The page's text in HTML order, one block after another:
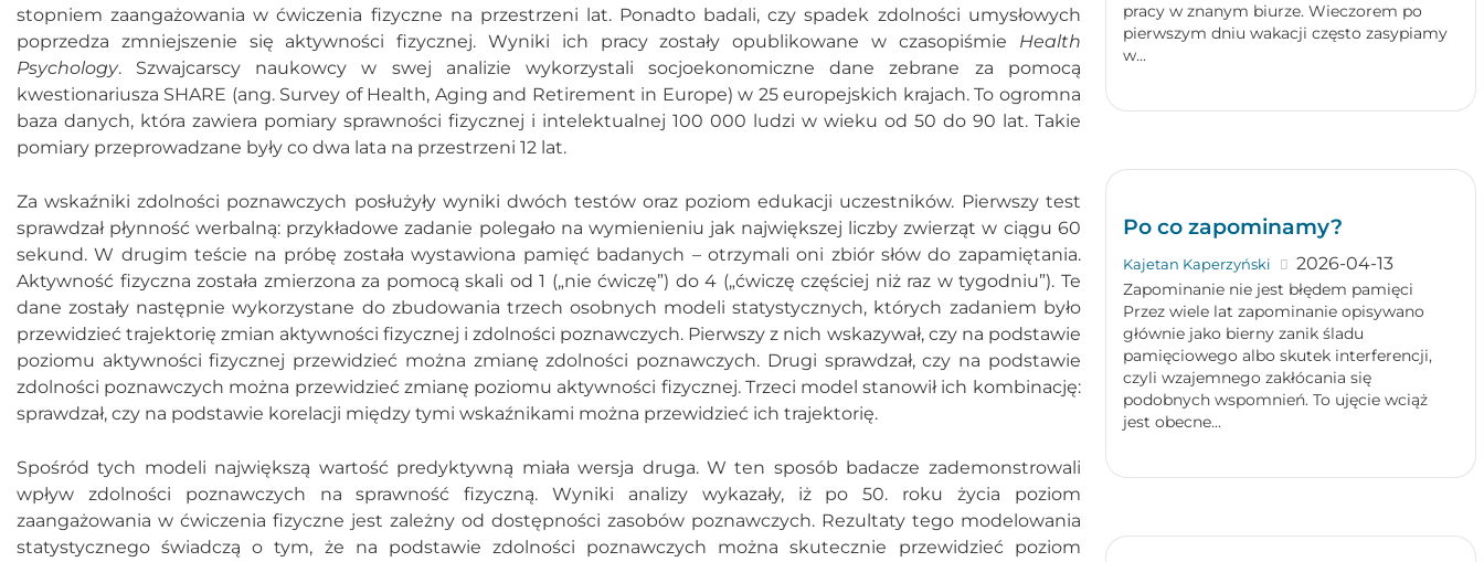
stopniem zaangażowania w ćwiczenia fizyczne na przestrzeni lat. Ponadto badali, czy spadek zdolności umysłowych
poprzedza zmniejszenie się aktywności fizycznej. Wyniki ich pracy zostały opublikowane w czasopiśmie Health
Psychology. Szwajcarscy naukowcy w swej analizie wykorzystali socjoekonomiczne dane zebrane za pomocą
kwestionariusza SHARE (ang. Survey of Health, Aging and Retirement in Europe) w 25 europejskich krajach. To ogromna
baza danych, która zawiera pomiary sprawności fizycznej i intelektualnej 100 000 ludzi w wieku od 50 do 90 lat. Takie
pomiary przeprowadzane były co dwa lata na przestrzeni 12 lat.
Za wskaźniki zdolności poznawczych posłużyły wyniki dwóch testów oraz poziom edukacji uczestników. Pierwszy test
sprawdzał płynność werbalną: przykładowe zadanie polegało na wymienieniu jak największej liczby zwierząt w ciągu 60
sekund. W drugim teście na próbę została wystawiona pamięć badanych – otrzymali oni zbiór słów do zapamiętania.
Aktywność fizyczna została zmierzona za pomocą skali od 1 („nie ćwiczę”) do 4 („ćwiczę częściej niż raz w tygodniu”). Te
dane zostały następnie wykorzystane do zbudowania trzech osobnych modeli statystycznych, których zadaniem było
przewidzieć trajektorię zmian aktywności fizycznej i zdolności poznawczych. Pierwszy z nich wskazywał, czy na podstawie
poziomu aktywności fizycznej przewidzieć można zmianę zdolności poznawczych. Drugi sprawdzał, czy na podstawie
zdolności poznawczych można przewidzieć zmianę poziomu aktywności fizycznej. Trzeci model stanowił ich kombinację:
sprawdzał, czy na podstawie korelacji między tymi wskaźnikami można przewidzieć ich trajektorię.
Spośród tych modeli największą wartość predyktywną miała wersja druga. W ten sposób badacze zademonstrowali
wpływ zdolności poznawczych na sprawność fizyczną. Wyniki analizy wykazały, iż po 50. roku życia poziom
zaangażowania w ćwiczenia fizyczne jest zależny od dostępności zasobów poznawczych. Rezultaty tego modelowania
statystycznego świadczą o tym, że na podstawie zdolności poznawczych można skutecznie przewidzieć poziom
pracy w znanym biurze. Wieczorem po
pierwszym dniu wakacji często zasypiamy
w...
Po co zapominamy?
Kajetan Kaperzyński 2026-04-13
Zapominanie nie jest błędem pamięci
Przez wiele lat zapominanie opisywano
głównie jako bierny zanik śladu
pamięciowego albo skutek interferencji,
czyli wzajemnego zakłócania się
podobnych wspomnień. To ujęcie wciąż
jest obecne...